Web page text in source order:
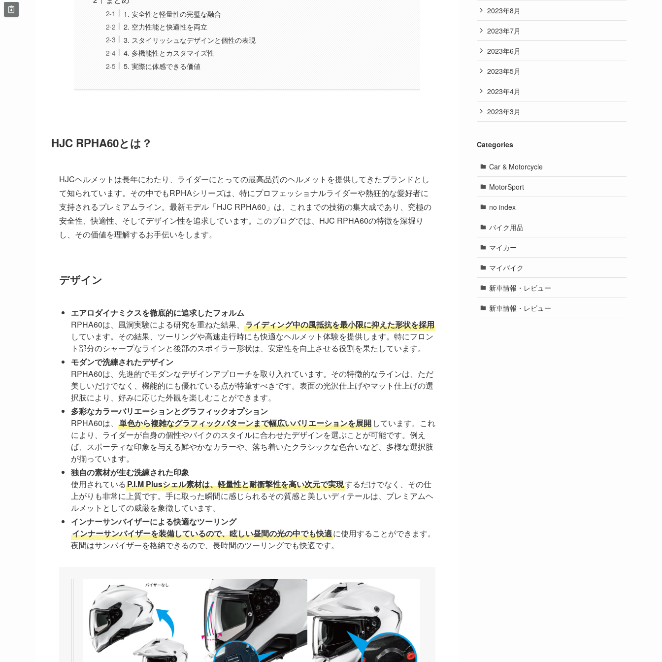
1. 安全性と軽量性の完璧な融合
2. 空力性能と快適性を両立
3. スタイリッシュなデザインと個性の表現
4. 多機能性とカスタマイズ性
5. 実際に体感できる価値
HJC RPHA60とは？
HJCヘルメットは長年にわたり、ライダーにとっての最高品質のヘルメットを提供してきたブランドとし
て知られています。その中でもRPHAシリーズは、特にプロフェッショナルライダーや熱狂的な愛好者に
支持されるプレミアムライン。最新モデル「HJC RPHA60」は、これまでの技術の集大成であり、究極の
安全性、快適性、そしてデザイン性を追求しています。このブログでは、HJC RPHA60の特徴を深堀り
し、その価値を理解するお手伝いをします。
デザイン
エアロダイナミクスを徹底的に追求したフォルム
RPHA60は、風洞実験による研究を重ねた結果、 ライディング中の風抵抗を最小限に抑えた形状を採用
しています。その結果、ツーリングや高速走行時にも快適なヘルメット体験を提供します。特にフロン
ト部分のシャープなラインと後部のスポイラー形状は、安定性を向上させる役割を果たしています。
モダンで洗練されたデザイン
RPHA60は、先進的でモダンなデザインアプローチを取り入れています。その特徴的なラインは、ただ
美しいだけでなく、機能的にも優れている点が特筆すべきです。表面の光沢仕上げやマット仕上げの選
択肢により、好みに応じた外観を楽しむことができます。
多彩なカラーバリエーションとグラフィックオプション
RPHA60は、 単色から複雑なグラフィックパターンまで幅広いバリエーションを展開 しています。これ
により、ライダーが自身の個性やバイクのスタイルに合わせたデザインを選ぶことが可能です。例え
ば、スポーティな印象を与える鮮やかなカラーや、落ち着いたクラシックな色合いなど、多様な選択肢
が揃っています。
独自の素材が生む洗練された印象
使用されているP.I.M Plusシェル素材は、軽量性と耐衝撃性を高い次元で実現するだけでなく、その仕
上がりも非常に上質です。手に取った瞬間に感じられるその質感と美しいディテールは、プレミアムヘ
ルメットとしての威厳を象徴しています。
インナーサンバイザーによる快適なツーリング
インナーサンバイザーを装備しているので、眩しい昼間の光の中でも快適に使用することができます。
夜間はサンバイザーを格納できるので、長時間のツーリングでも快適です。
2023年8月
2023年7月
2023年6月
2023年5月
2023年4月
2023年3月
Categories
Car & Motorcycle
MotorSport
no index
バイク用品
マイカー
マイバイク
新車情報・レビュー
新車情報・レビュー